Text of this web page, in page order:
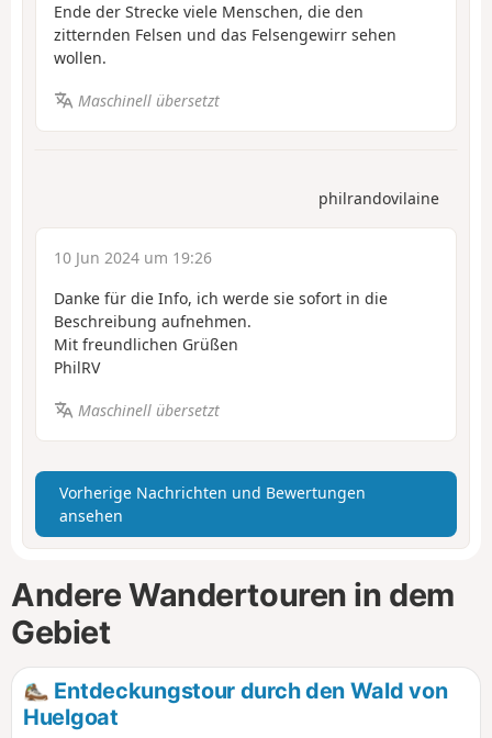
Ende der Strecke viele Menschen, die den
zitternden Felsen und das Felsengewirr sehen
wollen.
Maschinell übersetzt
philrandovilaine
10 Jun 2024 um 19:26
Danke für die Info, ich werde sie sofort in die
Beschreibung aufnehmen.
Mit freundlichen Grüßen
PhilRV
Maschinell übersetzt
Vorherige Nachrichten und Bewertungen
ansehen
Andere Wandertouren in dem
Gebiet
Entdeckungstour durch den Wald von
Huelgoat